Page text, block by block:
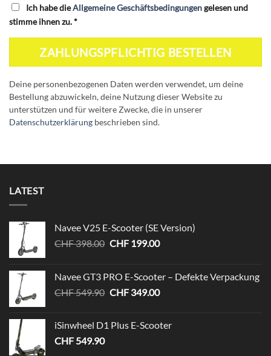
Ich habe dieAllgemeine Geschäftsbedingungengelesen und
stimme ihnen zu.*
ZAHLUNGSPFLICHTIG BESTELLEN
Deine personenbezogenen Daten werden verwendet, um deine
Bestellung abzuwickeln, deine Nutzung dieser Website zu
unterstützen und für weitere Zwecke, die in unserer
Datenschutzerklärung beschrieben sind.
LATEST
Navee V25 E-Scooter (SE Version)
CHF398.00 Ursprünglicher
CHF 398.00
CHF199.00Aktueller
CHF 199.00.
Navee GT3 PRO E-Scooter – Defekte Verpackung
CHF549.90 Ursprünglicher
CHF 549.90
CHF349.00Aktueller
CHF 349.00.
iSinwheel D1 Plus E-Scooter
CHF549.90